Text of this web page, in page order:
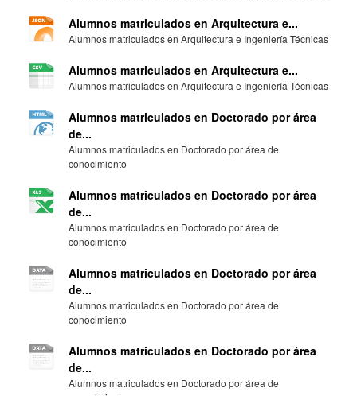
Alumnos matriculados en Arquitectura e...
Alumnos matriculados en Arquitectura e Ingeniería Técnicas
Alumnos matriculados en Arquitectura e...
Alumnos matriculados en Arquitectura e Ingeniería Técnicas
Alumnos matriculados en Doctorado por área
de...
Alumnos matriculados en Doctorado por área de
conocimiento
Alumnos matriculados en Doctorado por área
de...
Alumnos matriculados en Doctorado por área de
conocimiento
Alumnos matriculados en Doctorado por área
de...
Alumnos matriculados en Doctorado por área de
conocimiento
Alumnos matriculados en Doctorado por área
de...
Alumnos matriculados en Doctorado por área de